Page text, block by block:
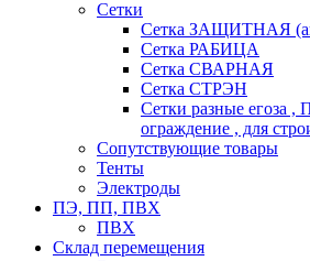
Сетки
Сетка ЗАЩИТНАЯ
Сетка РАБИЦА
Сетка СВАРНАЯ
Сетка СТРЭН
Сетки разные егоза ,
ограждение , для
Сопутствующие товары
Тенты
Электроды
ПЭ, ПП, ПВХ
ПВХ
Склад перемещения